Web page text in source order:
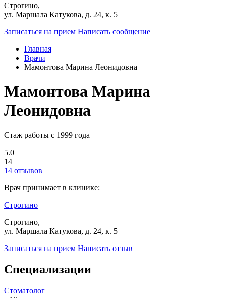
Строгино,
ул. Маршала Катукова, д. 24, к. 5
Записаться на прием Написать сообщение
Главная
Врачи
Мамонтова Марина Леонидовна
Мамонтова Марина
Леонидовна
Стаж работы с 1999 года
5.0
14
14 отзывов
Врач принимает в клинике:
Строгино
Строгино,
ул. Маршала Катукова, д. 24, к. 5
Записаться на прием Написать отзыв
Специализации
Стоматолог